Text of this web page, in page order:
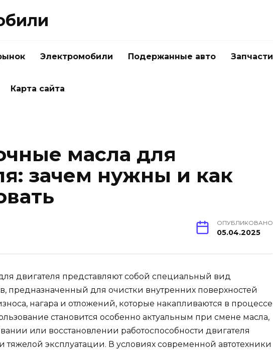
Электромобили Подержанные авто Запчасти
Карта сайта
масла для
зачем нужны и как
ОПУБЛИКОВАНО
05.04.2025
двигателя представляют собой специальный вид
предназначенный для очистки внутренних поверхностей
нагара и отложений, которые накапливаются в процессе
становится особенно актуальным при смене масла,
или восстановлении работоспособности двигателя
тяжелой эксплуатации. В условиях современной автотехники